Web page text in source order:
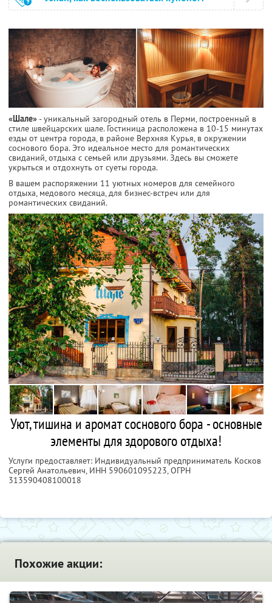
«Шале»- уникальный загородный отель в Перми, построенный в
стиле швейцарских шале. Гостиница расположена в 10-15 минутах
езды от центра города, в районе Верхняя Курья, в окружении
соснового бора. Это идеальное место для романтических
свиданий, отдыха с семьей или друзьями. Здесь вы сможете
укрыться и отдохнуть от суеты города.
В вашем распоряжении 11 уютных номеров для семейного
отдыха, медового месяца, для бизнес-встреч или для
романтических свиданий.
Уют, тишина и аромат соснового бора - основные
элементы для здорового отдыха!
Услуги предоставляет: Индивидуальный предприниматель Косков
Сергей Анатольевич, ИНН 590601095223, ОГРН
313590408100018
Похожие акции: